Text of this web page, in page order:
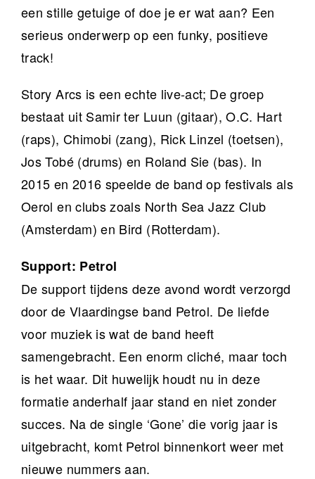
een stille getuige of doe je er wat aan? Een
serieus onderwerp op een funky, positieve
track!
Story Arcs is een echte live-act; De groep
bestaat uit Samir ter Luun (gitaar), O.C. Hart
(raps), Chimobi (zang), Rick Linzel (toetsen),
Jos Tobé (drums) en Roland Sie (bas). In
2015 en 2016 speelde de band op festivals als
Oerol en clubs zoals North Sea Jazz Club
(Amsterdam) en Bird (Rotterdam).
Support: Petrol
De support tijdens deze avond wordt verzorgd
door de Vlaardingse band Petrol. De liefde
voor muziek is wat de band heeft
samengebracht. Een enorm cliché, maar toch
is het waar. Dit huwelijk houdt nu in deze
formatie anderhalf jaar stand en niet zonder
succes. Na de single ‘Gone’ die vorig jaar is
uitgebracht, komt Petrol binnenkort weer met
nieuwe nummers aan.